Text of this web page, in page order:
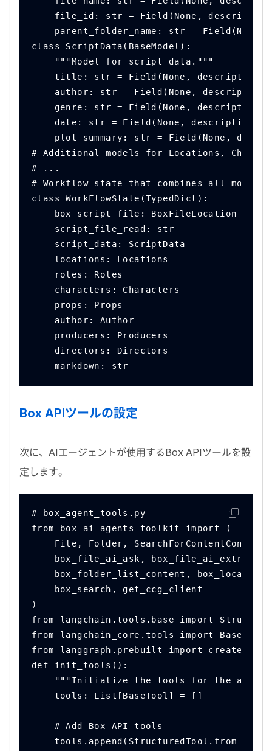
file_id: str = Field(None,
parent_folder_name: str =
class ScriptData(BaseModel):
    """Model for script data."""
title: str = Field(None,
author: str = Field(None,
genre: str = Field(None,
date: str = Field(None,
plot_summary: str = Field(None,
# Additional models for Locations,
# ...
# Workflow state that combines all models
class WorkFlowState(TypedDict):
    box_script_file: BoxFileLocation
    script_file_read: str
    script_data: ScriptData
    locations: Locations
    roles: Roles
    characters: Characters
    props: Props
    author: Author
    producers: Producers
    directors: Directors
    markdown: str
Box APIツールの設定
次に、 AIエージェントが使用するBox APIツールを設
定します。
# box_agent_tools.py
from box_ai_agents_toolkit import (
File, Folder,
box_file_ai_ask, box_file_ai_extract,
box_folder_list_content,
    box_search, get_ccg_client
)
from langchain.tools.base import
from langchain_core.tools import BaseTool
from langgraph.prebuilt import
def init_tools():
"""Initialize the tools for the
    tools: List[BaseTool] = []
    # Add Box API tools